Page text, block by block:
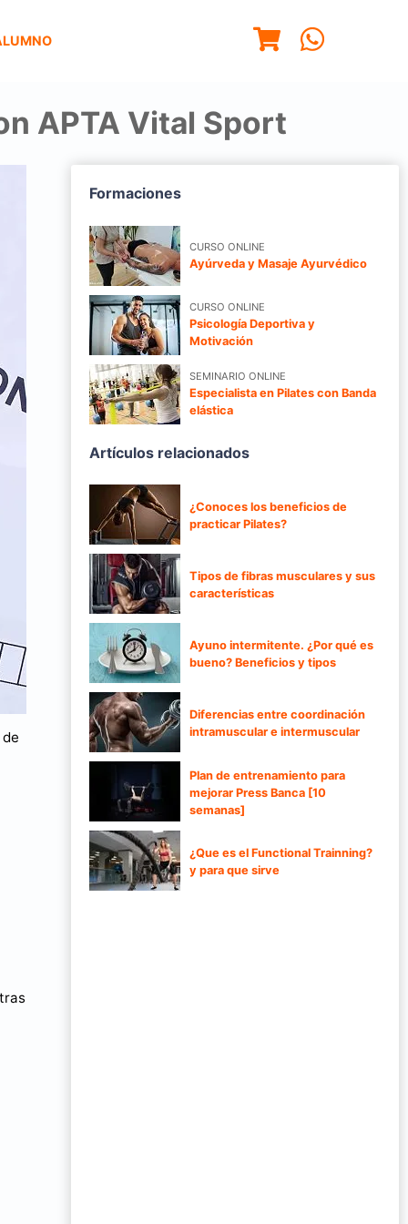
APTA Vital Sport
Formaciones
CURSO ONLINE
Ayúrveda y Masaje Ayurvédico
CURSO ONLINE
Psicología Deportiva y
Motivación
SEMINARIO ONLINE
Especialista en Pilates con Banda
elástica
Artículos relacionados
¿Conoces los beneficios de
practicar Pilates?
Tipos de fibras musculares y sus
características
Ayuno intermitente. ¿Por qué es
bueno? Beneficios y tipos
Diferencias entre coordinación
intramuscular e intermuscular
Plan de entrenamiento para
mejorar Press Banca [10
semanas]
¿Que es el Functional Trainning?
y para que sirve